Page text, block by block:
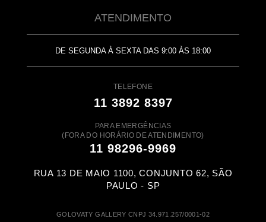
ATENDIMENTO
DE SEGUNDA À SEXTA DAS 9:00 ÀS 18:00
TELEFONE
11 3892 8397
PARA EMERGÊNCIAS
(FORA DO HORÁRIO DE ATENDIMENTO)
11 98296-9969
RUA 13 DE MAIO 1100, CONJUNTO 62, SÃO
PAULO - SP
GOLOVATY GALLERY CNPJ 34.971.257/0001-02